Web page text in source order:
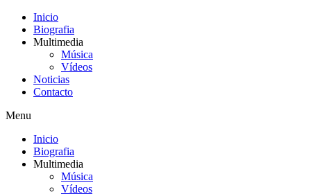
Inicio
Biografia
Multimedia
Música
Vídeos
Noticias
Contacto
Menu
Inicio
Biografia
Multimedia
Música
Vídeos